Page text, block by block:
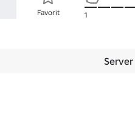
Favorit 1
Server